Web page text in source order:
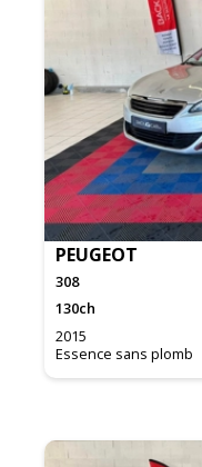
PEUGEOT
308
130ch
2015
Essence sans plomb